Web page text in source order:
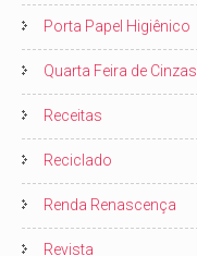
Porta Papel Higiênico
Quarta Feira de Cinzas
Receitas
Reciclado
Renda Renascença
Revista